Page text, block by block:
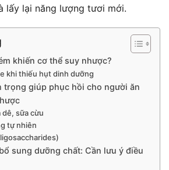
lấy lại năng lượng tươi mới.
khiến cơ thể suy nhược?
khi thiếu hụt dinh dưỡng
trọng giúp phục hồi cho người ăn
dê, sữa cừu
tự nhiên
sung dưỡng chất: Cần lưu ý điều